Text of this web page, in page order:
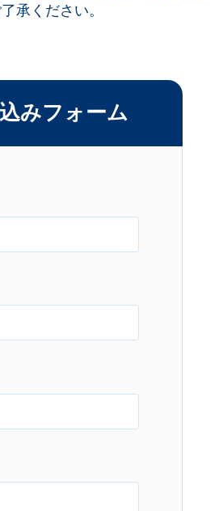
承ください。
みフォーム